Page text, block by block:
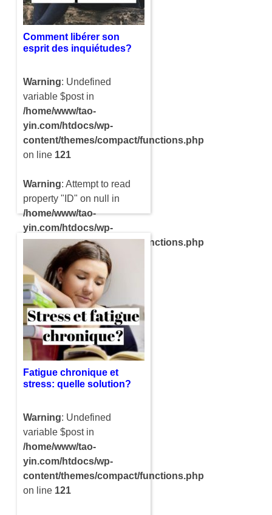
relier les…
Comment libérer son
esprit des inquiétudes?
Warning: Undefined
variable $post in
/home/www/tao-
yin.com/htdocs/wp-
content/themes/compact/functions.php
on line 121
Warning: Attempt to read
property "ID" on null in
/home/www/tao-
yin.com/htdocs/wp-
content/themes/compact/functions.php
on line121
Notre esprit peut être rempli
d’inquiétudes qui nous
empêchent de nous
concentrer sur autres
choses. De nos jours, nous
sommes de plus en plus
stressés…
Fatigue chronique et
stress: quelle solution?
Warning: Undefined
variable $post in
/home/www/tao-
yin.com/htdocs/wp-
content/themes/compact/functions.php
on line 121